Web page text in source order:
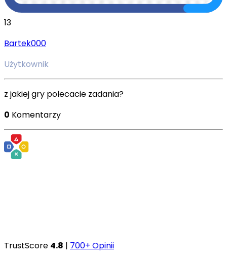
13
Bartek000
Użytkownik
z jakiej gry polecacie zadania?
0 Komentarzy
TrustScore 4.8 | 700+ Opinii